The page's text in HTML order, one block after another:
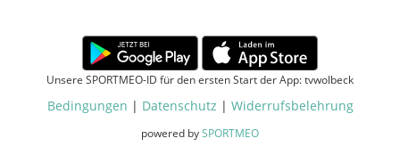
Unsere SPORTMEO-ID für den ersten Start der App: tvwolbeck
Bedingungen | Datenschutz | Widerrufsbelehrung
powered bySPORTMEO